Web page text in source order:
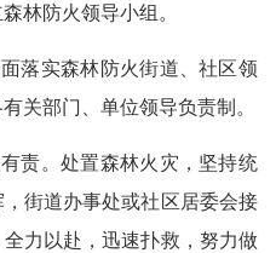
林防火领导小组。
落实森林防火街道、社区领
关部门、单位领导负责制。
责。处置森林火灾，坚持统
，街道办事处或社区居委会接
力以赴，迅速扑救，努力做